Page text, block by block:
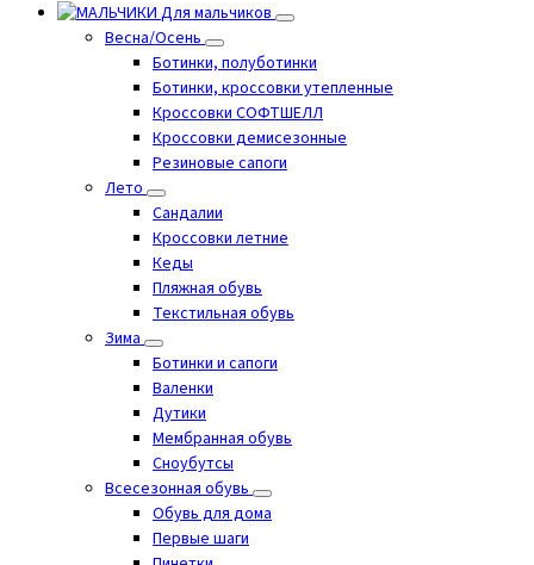
Для мальчиков
Весна/Осень
Ботинки, полуботинки
Ботинки, кроссовки утепленные
Кроссовки СОФТШЕЛЛ
Кроссовки демисезонные
Резиновые сапоги
Лето
Cандалии
Кроссовки летние
Кеды
Пляжная обувь
Текстильная обувь
Зима
Ботинки и сапоги
Валенки
Дутики
Мембранная обувь
Сноубутсы
Всесезонная обувь
Обувь для дома
Первые шаги